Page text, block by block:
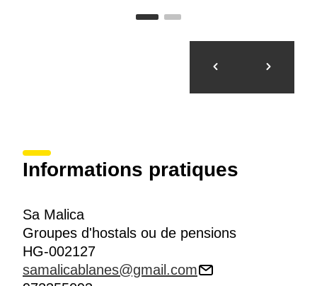
Informations pratiques
Sa Malica
Groupes d'hostals ou de pensions
HG-002127
samalicablanes@gmail.com